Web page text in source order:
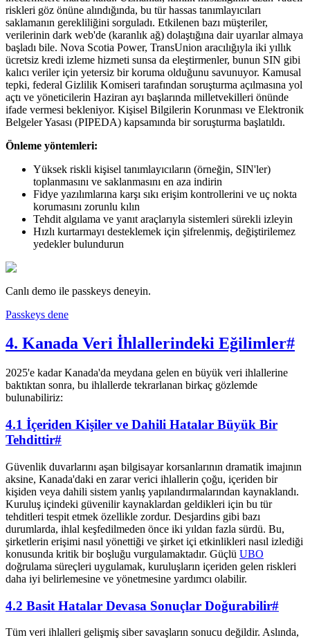
riskleri göz önüne alındığında, bu tür hassas tanımlayıcıları
saklamanın gerekliliğini sorguladı. Etkilenen bazı müşteriler,
verilerinin dark web'de (karanlık ağ) dolaştığına dair uyarılar almaya
başladı bile. Nova Scotia Power, TransUnion aracılığıyla iki yıllık
ücretsiz kredi izleme hizmeti sunsa da eleştirmenler, bunun SIN gibi
kalıcı veriler için yetersiz bir koruma olduğunu savunuyor. Kamusal
tepki, federal Gizlilik Komiseri tarafından soruşturma açılmasına yol
açtı ve yöneticilerin Haziran ayı başlarında milletvekilleri önünde
ifade vermesi bekleniyor. Kişisel Bilgilerin Korunması ve Elektronik
Belgeler Yasası (PIPEDA) kapsamında bir soruşturma başlatıldı.
Önleme yöntemleri:
Yüksek riskli kişisel tanımlayıcıların (örneğin, SIN'ler)
toplanmasını ve saklanmasını en aza indirin
Fidye yazılımlarına karşı sıkı erişim kontrollerini ve uç nokta
korumasını zorunlu kılın
Tehdit algılama ve yanıt araçlarıyla sistemleri sürekli izleyin
Hızlı kurtarmayı desteklemek için şifrelenmiş, değiştirilemez
yedekler bulundurun
Canlı demo ile passkeys deneyin.
Passkeys dene
4. Kanada Veri İhlallerindeki Eğilimler#
2025'e kadar Kanada'da meydana gelen en büyük veri ihlallerine
baktıktan sonra, bu ihlallerde tekrarlanan birkaç gözlemde
bulunabiliriz:
4.1 İçeriden Kişiler ve Dahili Hatalar Büyük Bir
Tehdittir#
Güvenlik duvarlarını aşan bilgisayar korsanlarının dramatik imajının
aksine, Kanada'daki en zarar verici ihlallerin çoğu, içeriden bir
kişiden veya dahili sistem yanlış yapılandırmalarından kaynaklandı.
Kuruluş içindeki güvenilir kaynaklardan geldikleri için bu tür
tehditleri tespit etmek özellikle zordur. Desjardins gibi bazı
durumlarda, ihlal keşfedilmeden önce iki yıldan fazla sürdü. Bu,
şirketlerin erişimi nasıl yönettiği ve şirket içi etkinlikleri nasıl izlediği
konusunda kritik bir boşluğu vurgulamaktadır. Güçlü UBO
doğrulama süreçleri uygulamak, kuruluşların içeriden gelen riskleri
daha iyi belirlemesine ve yönetmesine yardımcı olabilir.
4.2 Basit Hatalar Devasa Sonuçlar Doğurabilir#
Tüm veri ihlalleri gelişmiş siber savaşların sonucu değildir. Aslında,